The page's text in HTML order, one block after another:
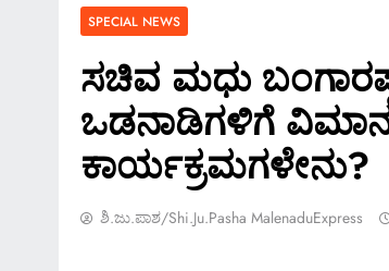
SPECIAL NEWS
ಸಚಿವ ಮಧು
ಒಡನಾಡಿಗಳಿಗೆ ವಿಮಾನ
ಕಾರ್ಯಕ್ರಮಗಳೇನು?
ಶಿ.ಜು.ಪಾಶ/Shi.ju.pasha MalenaduExpress